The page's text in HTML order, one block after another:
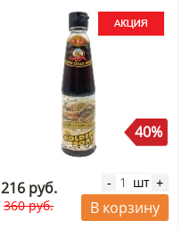
40%
216 руб.
360 руб.
- шт +
В корзину